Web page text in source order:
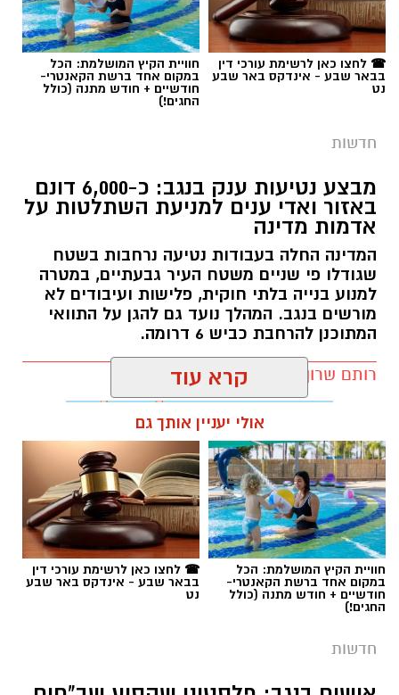
☎ לחצו כאן לרשימת עורכי דין
בבאר שבע - אינדקס באר שבע
נט
חוויית הקיץ המושלמת: הכל
במקום אחד ברשת הקאנטרי-
חודשיים + חודש מתנה (כולל
החגים!)
חדשות
מבצע נטיעות ענק בנגב: כ-6,000 דונם
באזור ואדי ענים למניעת השתלטות על
אדמות מדינה
המדינה החלה בעבודות נטיעה נרחבות בשטח
שגודלו פי שניים משטח העיר גבעתיים, במטרה
למנוע בנייה בלתי חוקית, פלישות ועיבודים לא
מורשים בנגב. המהלך נועד גם להגן על התוואי
המתוכנן להרחבת כביש 6 דרומה.
רותם שרון / 11:32 08.08.26
תגים:רמ''י
קרא עוד
אולי יעניין אותך גם
חוויית הקיץ המושלמת: הכל
במקום אחד ברשת הקאנטרי-
חודשיים + חודש מתנה (כולל
החגים!)
☎ לחצו כאן לרשימת עורכי דין
בבאר שבע - אינדקס באר שבע
נט
חדשות